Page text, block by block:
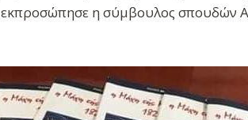
εκπροσώπησε η σύμβουλος σπουδών